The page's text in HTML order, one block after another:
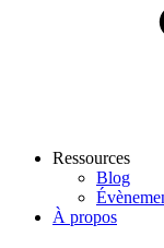
Ressources
Blog
À propos